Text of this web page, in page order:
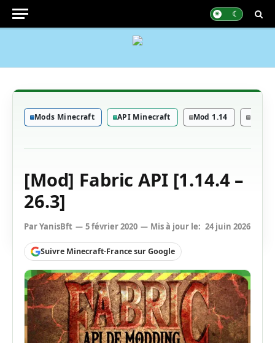
Mods Minecraft API Minecraft Mod 1.14 Mod
[Mod] Fabric API [1.14.4 –
26.3]
ParYanisBft 5 février 2020 Mis à jour le: 24 juin 2026
Suivre Minecraft-France sur Google